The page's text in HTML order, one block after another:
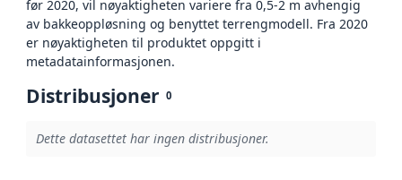
før 2020, vil nøyaktigheten variere fra 0,5-2 m avhengig
av bakkeoppløsning og benyttet terrengmodell. Fra 2020
er nøyaktigheten til produktet oppgitt i
metadatainformasjonen.
Distribusjoner 0
Dette datasettet har ingen distribusjoner.